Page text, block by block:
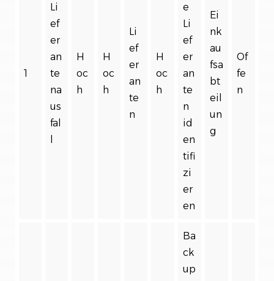
1
Li
ef
er
an
te
na
us
fal
H
oc
h
H
oc
h
Li
ef
er
an
te
n
H
oc
h
e
Li
ef
er
an
te
n
id
en
tifi
zi
er
en
Ei
nk
au
fsa
bt
eil
un
g
Of
fe
n
Ba
ck
up